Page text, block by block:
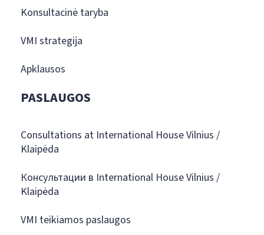
Konsultacinė taryba
VMI strategija
Apklausos
PASLAUGOS
Consultations at International House Vilnius /
Klaipėda
Консультации в International House Vilnius /
Klaipėda
VMI teikiamos paslaugos